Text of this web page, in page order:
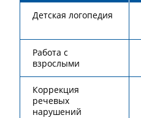
Детская логопедия
Работа с
взрослыми
Коррекция
речевых
нарушений